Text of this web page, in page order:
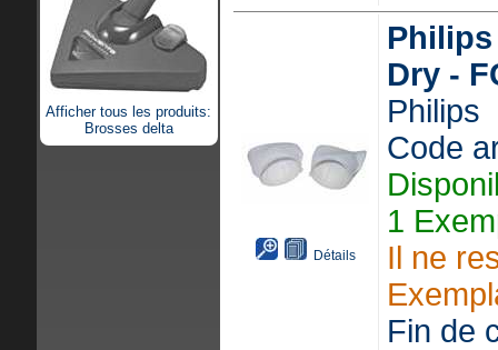
Afficher tous les produits:
Brosses delta
Détails
Dry -
Philips
Code
1
Il ne
Fin de